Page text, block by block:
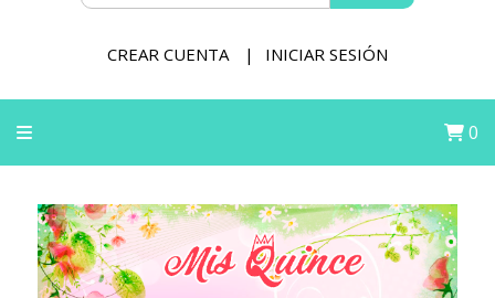
CREAR CUENTA INICIAR SESIÓN
0